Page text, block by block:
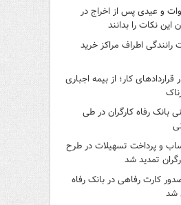
و عیدی پس از اخراج در
این نکات را بدانند
رانندگی اطراف مراکز خرید
قراردادهای کار؛ از بیمه اجباری
بانک رفاه کارگران در طی
و پرداخت تسهیلات در طرح
کارت رفاهی در بانک رفاه
شد